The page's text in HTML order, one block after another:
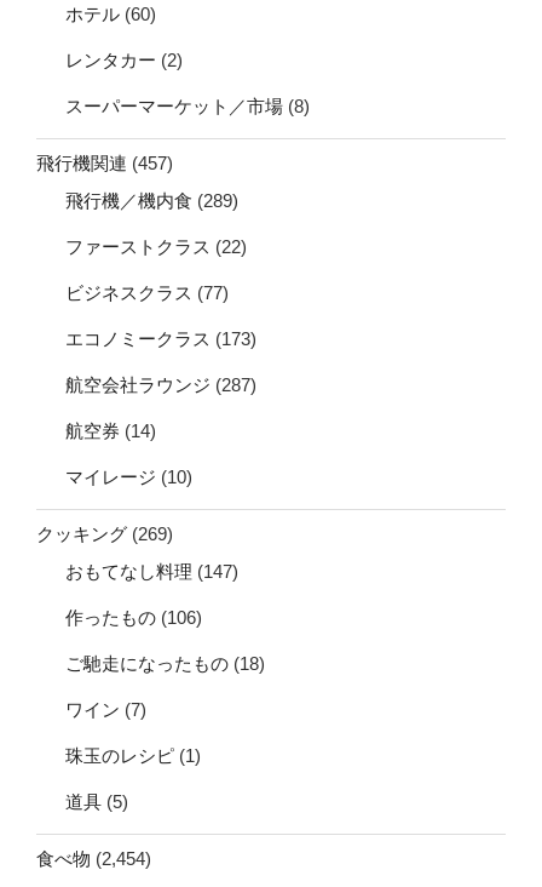
ホテル (60)
レンタカー (2)
スーパーマーケット／市場 (8)
飛行機関連 (457)
飛行機／機内食 (289)
ファーストクラス (22)
ビジネスクラス (77)
エコノミークラス (173)
航空会社ラウンジ (287)
航空券 (14)
マイレージ (10)
クッキング (269)
おもてなし料理 (147)
作ったもの (106)
ご馳走になったもの (18)
ワイン (7)
珠玉のレシピ (1)
道具 (5)
食べ物 (2,454)